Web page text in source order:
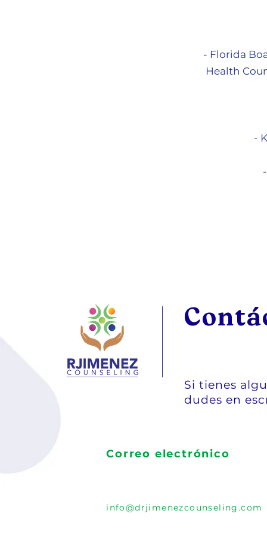
- Florida
Health
-
Si tienes
dudes en
Correo electrónico
info@drjimenezcounseling.com